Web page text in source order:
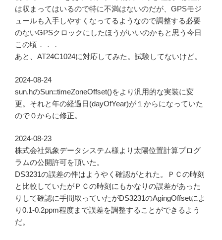
は収まってはいるので特に不満はないのだが、GPSモジ
ュールも入手しやすくなってるようなので調整する必要
のないGPSクロックにしたほうがいいのかもと思う今日
この頃．．．
あと、AT24C1024に対応してみた。試験してないけど。
2024-08-24
sun.hのSun::timeZoneOffset()をより汎用的な実装に変
更。それと年の経過日(dayOfYear)が１からになっていた
ので０からに修正。
2024-08-23
株式会社気象データシステム様より太陽位置計算プログ
ラムの公開許可を頂いた。
DS3231の誤差の件はようやく確認がとれた。ＰＣの時刻
と比較していたがＰＣの時刻にもかなりの誤差があった
りして確認に手間取っていたがDS3231のAgingOffsetによ
り0.1-0.2ppm程度まで誤差を調整することができるよう
だ。